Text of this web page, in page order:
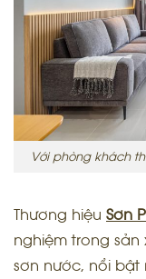
Với phòng khách
Thương hiệu Sơn
nghiệm trong
sơn nước, nổi